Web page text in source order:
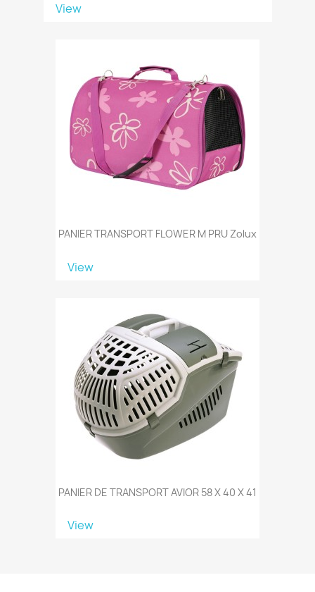
View
PANIER TRANSPORT FLOWER M PRU Zolux
View
PANIER DE TRANSPORT AVIOR 58 X 40 X 41
View